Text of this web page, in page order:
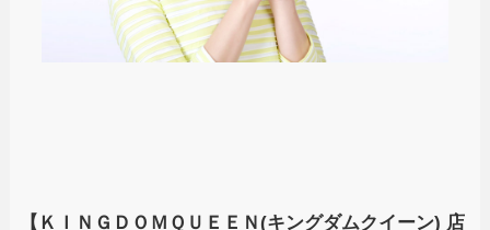
【ＫＩＮＧＤＯＭＱＵＥＥＮ(キングダムクイーン) 店